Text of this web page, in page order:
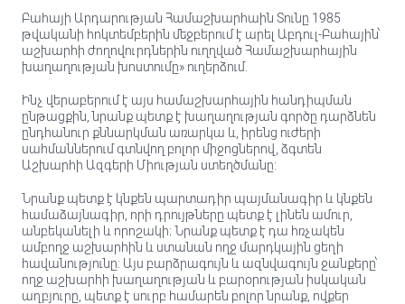
Բահայի Արդարության Համաշխարհաին Տունը 1985
թվականի հոկտեմբերին մեջբերում է արել Աբդուլ-Բահային՝
աշխարհի ժողովուրդներին ուղղված Համաշխարհային
խաղաղության խոստումը» ուղերձում.
Ինչ վերաբերում է այս համաշխարհային հանդիպման
ընթացքին, նրանք պետք է խաղաղության գործը դարձնեն
ընդհանուր քննարկման առարկա և, իրենց ուժերի
սահմաններում գտնվող բոլոր միջոցներով, ձգտեն
Աշխարհի Ազգերի Միության ստեղծմանը:
Նրանք պետք է կնքեն պարտադիր պայմանագիր և կնքեն
համաձայնագիր, որի դրույթները պետք է լինեն ամուր,
անբեկանելի և որոշակի։ Նրանք պետք է դա հռչակեն
ամբողջ աշխարհին և ստանան ողջ մարդկային ցեղի
հավանությունը: Այս բարձրագույն և ազնվագույն ջանքերը՝
ողջ աշխարհի խաղաղության և բարօրության իսկական
աղբյուրը, պետք է սուրբ համարեն բոլոր նրանք, ովքեր